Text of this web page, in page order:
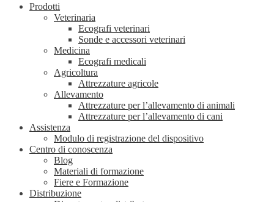
Prodotti
Veterinaria
Ecografi veterinari
Sonde e accessori veterinari
Medicina
Ecografi medicali
Agricoltura
Attrezzature agricole
Allevamento
Attrezzature per l’allevamento di animali
Attrezzature per l’allevamento di cani
Assistenza
Modulo di registrazione del dispositivo
Centro di conoscenza
Blog
Materiali di formazione
Fiere e Formazione
Distribuzione